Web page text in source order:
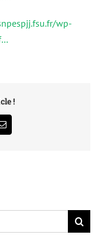
wp-
!
Email